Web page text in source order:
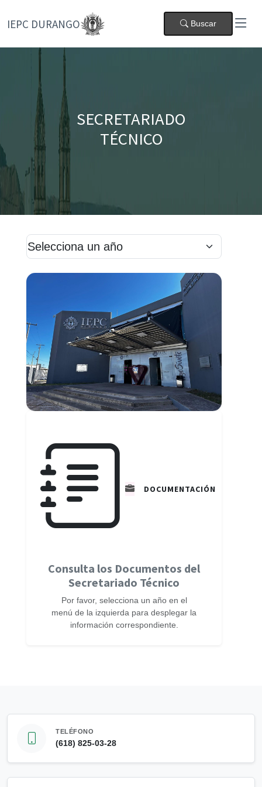
IEPC DURANGO Buscar
SECRETARIADO
TÉCNICO
DOCUMENTACIÓN
Consulta los Documentos del
Secretariado Técnico
Por favor, selecciona un año en el
menú de la izquierda para desplegar la
información correspondiente.
TELÉFONO
(618) 825-03-28